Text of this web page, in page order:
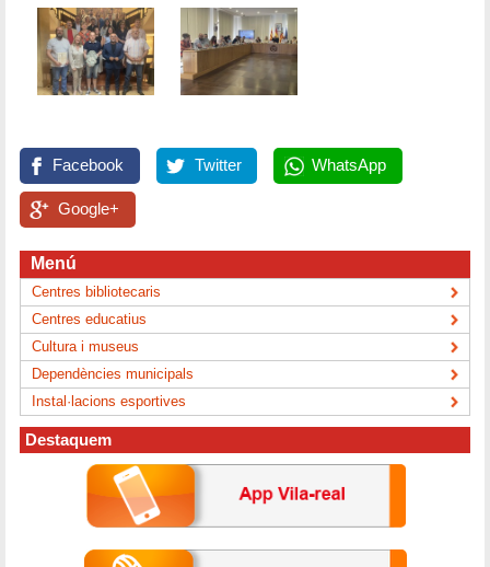
Facebook Twitter WhatsApp
Google+
Menú
Centres bibliotecaris
Centres educatius
Cultura i museus
Dependències municipals
Instal·lacions esportives
Destaquem